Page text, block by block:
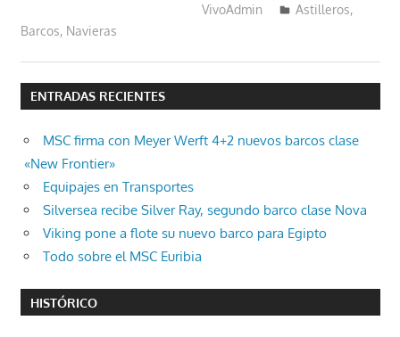
VivoAdmin
Astilleros,
Barcos, Navieras
ENTRADAS RECIENTES
MSC firma con Meyer Werft 4+2 nuevos barcos clase
«New Frontier»
Equipajes en Transportes
Silversea recibe Silver Ray, segundo barco clase Nova
Viking pone a flote su nuevo barco para Egipto
Todo sobre el MSC Euribia
HISTÓRICO